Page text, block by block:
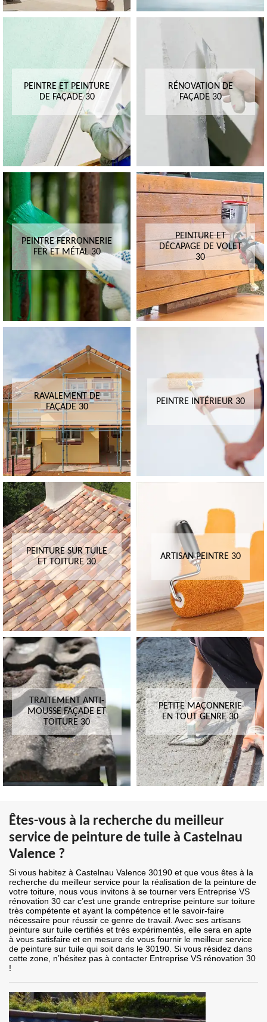
PEINTRE ET PEINTURE
DE FAÇADE 30
RÉNOVATION DE
FAÇADE 30
PEINTRE FERRONNERIE
FER ET MÉTAL 30
PEINTURE ET
DÉCAPAGE DE VOLET
30
RAVALEMENT DE
FAÇADE 30
PEINTRE INTÉRIEUR 30
PEINTURE SUR TUILE
ET TOITURE 30
ARTISAN PEINTRE 30
TRAITEMENT ANTI-
MOUSSE FAÇADE ET
TOITURE 30
PETITE MAÇONNERIE
EN TOUT GENRE 30
Êtes-vous à la recherche du meilleur
service de peinture de tuile à Castelnau
Valence ?
Si vous habitez à Castelnau Valence 30190 et que vous êtes à la
recherche du meilleur service pour la réalisation de la peinture de
votre toiture, nous vous invitons à se tourner vers Entreprise VS
rénovation 30 car c’est une grande entreprise peinture sur toiture
très compétente et ayant la compétence et le savoir-faire
nécessaire pour réussir ce genre de travail. Avec ses artisans
peinture sur tuile certifiés et très expérimentés, elle sera en apte
à vous satisfaire et en mesure de vous fournir le meilleur service
de peinture sur tuile qui soit dans le 30190. Si vous résidez dans
cette zone, n’hésitez pas à contacter Entreprise VS rénovation 30
!